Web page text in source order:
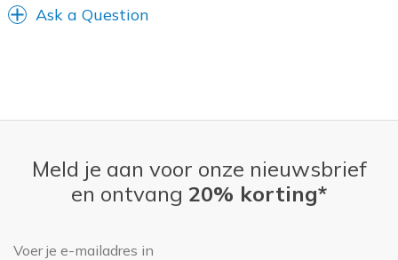
Ask a Question
Meld je aan voor onze nieuwsbrief
en ontvang 20% korting*
E-mailadres